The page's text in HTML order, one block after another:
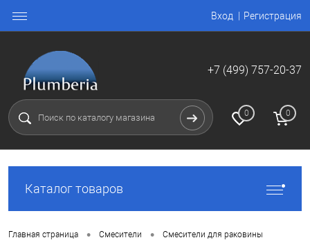
Вход Регистрация
+7 (499) 757-20-37
0 0
Каталог товаров
Главная страница • Смесители • Смесители для раковины